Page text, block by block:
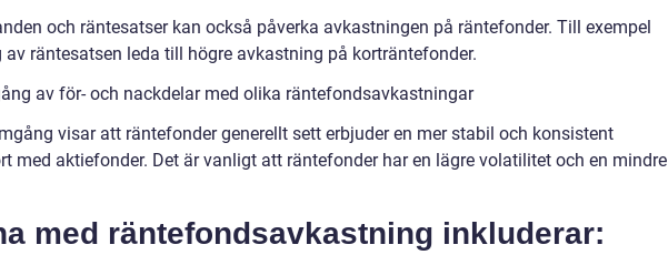
och räntesatser kan också påverka avkastningen på räntefonder. Till exempel
av räntesatsen leda till högre avkastning på korträntefonder.
av för- och nackdelar med olika räntefondsavkastningar
visar att räntefonder generellt sett erbjuder en mer stabil och konsistent
med aktiefonder. Det är vanligt att räntefonder har en lägre volatilitet och en mindre
med räntefondsavkastning inkluderar: